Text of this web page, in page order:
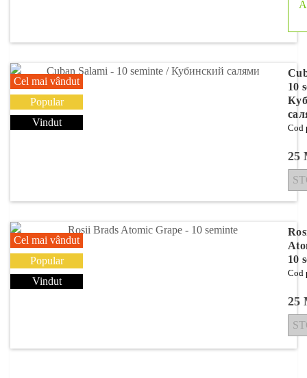
Cel mai vândut
Popular
Vindut
10
Cod
25
Cel mai vândut
Popular
Vindut
10
Cod
25